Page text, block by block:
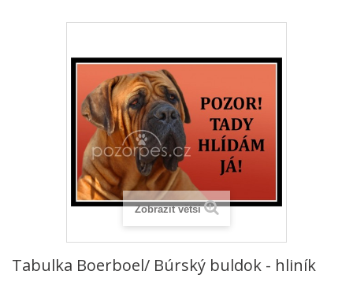
Zobrazit větší
Tabulka Boerboel/ Búrský buldok - hliník